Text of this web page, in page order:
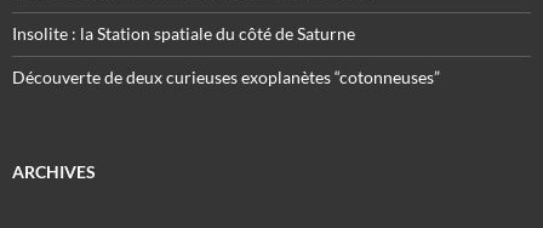
Insolite : la Station spatiale du côté de Saturne
Découverte de deux curieuses exoplanètes “cotonneuses”
ARCHIVES